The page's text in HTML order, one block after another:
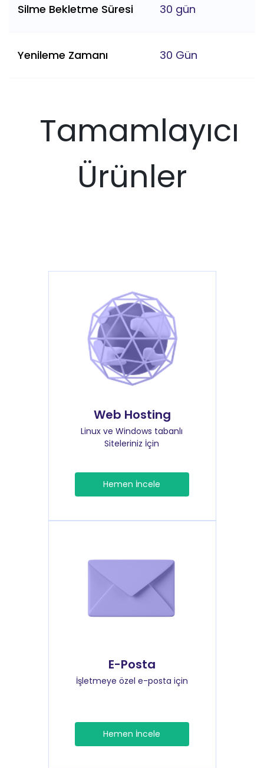
Silme Bekletme Süresi 30 gün
Yenileme Zamanı 30 Gün
Tamamlayıcı
Ürünler
Web Hosting
Linux ve Windows tabanlı
Siteleriniz İçin
Hemen İncele
E-Posta
İşletmeye özel e-posta için
Hemen İncele